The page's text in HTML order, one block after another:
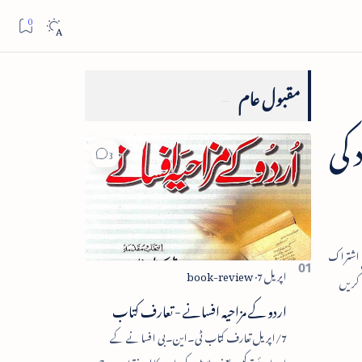
مقبول عام
اردو کے مزاحیہ افسانے - تعارف کتاب
7/اپریل تعارف کتاب ٹی۔این۔بی افسانے کے